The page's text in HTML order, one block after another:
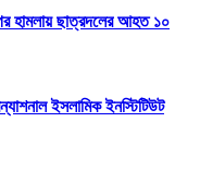
হামলায় ছাত্রদলের আহত ১০
ইসলামিক ইনস্টিটিউট